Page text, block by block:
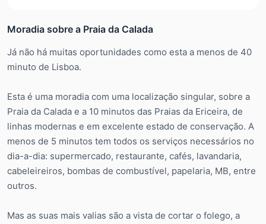
Moradia sobre a Praia da Calada
Já não há muitas oportunidades como esta a menos de 40
minuto de Lisboa.
Esta é uma moradia com uma localização singular, sobre a
Praia da Calada e a 10 minutos das Praias da Ericeira, de
linhas modernas e em excelente estado de conservação. A
menos de 5 minutos tem todos os serviços necessários no
dia-a-dia: supermercado, restaurante, cafés, lavandaria,
cabeleireiros, bombas de combustível, papelaria, MB, entre
outros.
Mas as suas mais valias são a vista de cortar o folego, a